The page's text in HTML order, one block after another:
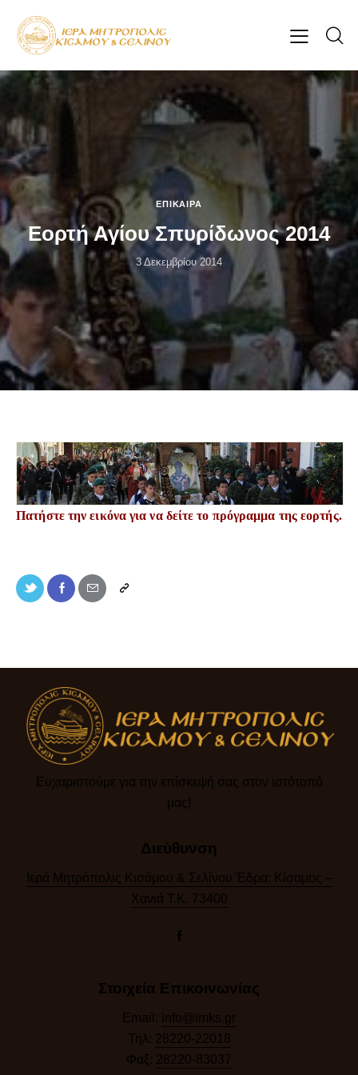
ΕΠΊΚΑΙΡΑ
Εορτή Αγίου Σπυρίδωνος 2014
3 Δεκεμβρίου 2014
Πατήστε την εικόνα για να δείτε το πρόγραμμα της εορτής.
Ευχαριστούμε για την επίσκεψή σας στον ιστότοπό
μας!​
Διεύθυνση
Ιερά Μητρόπολις Κισάμου & Σελίνου Έδρα: Κίσαμος –
Χανιά Τ.Κ. 73400
Στοιχεία Επικοινωνίας
Email: info@imks.gr
Τηλ: 28220-22018
Φαξ: 28220-83037